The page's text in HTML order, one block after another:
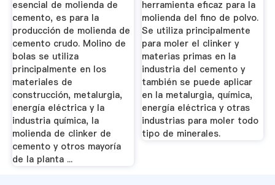
esencial de molienda de
cemento, es para la
producción de molienda de
cemento crudo. Molino de
bolas se utiliza
principalmente en los
materiales de
construcción, metalurgia,
energía eléctrica y la
industria química, la
molienda de clinker de
cemento y otros mayoría
de la planta ...
herramienta eficaz para la
molienda del fino de polvo.
Se utiliza principalmente
para moler el clinker y
materias primas en la
industria del cemento y
también se puede aplicar
en la metalurgia, química,
energía eléctrica y otras
industrias para moler todo
tipo de minerales.